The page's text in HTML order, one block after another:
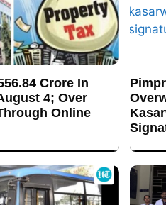
Crore In
4; Over
Online